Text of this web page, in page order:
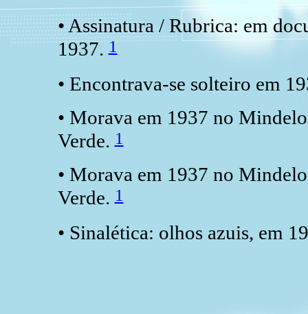
• Assinatura / Rubrica: em
1937.1
• Encontrava-se solteiro em
• Morava em 1937 no
Verde.1
• Morava em 1937 no
Verde.1
• Sinalética: olhos azuis, em